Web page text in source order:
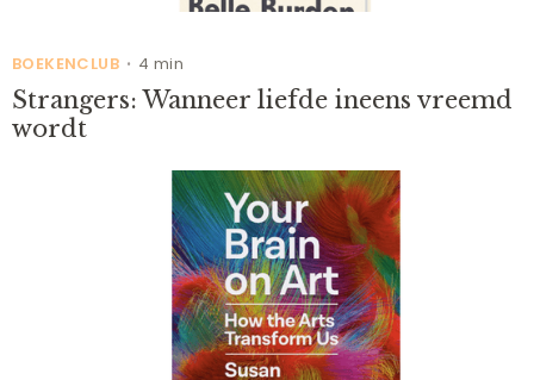
BOEKENCLUB • 4 min
Strangers: Wanneer liefde ineens vreemd
wordt